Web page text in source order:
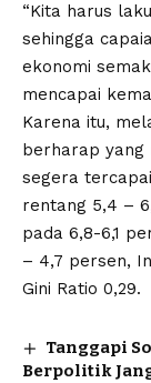
“Kita harus
sehingga
ekonomi
mencapai
Karena itu,
berharap yang
segera
rentang 5,4 –
pada 6,8-6,1
– 4,7 persen,
Gini Ratio 0,29.
Tanggapi
Berpolitik